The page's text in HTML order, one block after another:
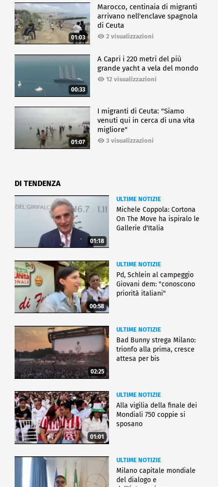
01:03
Marocco, centinaia di migranti
arrivano nell'enclave spagnola
di Ceuta
2 visualizzazioni
00:33
A Capri i 220 metri del più
grande yacht a vela del mondo
12 visualizzazioni
01:07
I migranti di Ceuta: "Siamo
venuti qui in cerca di una vita
migliore"
3 visualizzazioni
DI TENDENZA
01:18
ULTIME NOTIZIE
Michele Coppola: Cortona
On The Move ha ispiralo le
Gallerie d'Italia
00:58
ULTIME NOTIZIE
Pd, Schlein al campeggio
Giovani dem: "conoscono
priorità italiani"
02:25
ULTIME NOTIZIE
Bad Bunny strega Milano:
trionfo alla prima, cresce
attesa per bis
01:01
ULTIME NOTIZIE
Alla vigilia della finale dei
Mondiali 750 coppie si
sposano
ULTIME NOTIZIE
Milano capitale mondiale
del dialogo e